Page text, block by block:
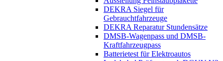
DEKRA Siegel für
Gebrauchtfahrzeuge
DEKRA Reparatur Stundensätze
DMSB-Wagenpass und DMSB-
Kraftfahrzeugpass
Batterietest für Elektroautos